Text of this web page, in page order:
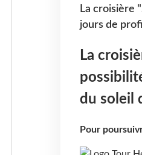
La croisière
jours de
La
du soleil
Pour